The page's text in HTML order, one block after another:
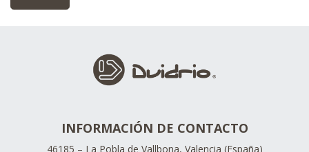
INFORMACIÓN DE CONTACTO
46185 – La Pobla de Vallbona, Valencia (España)